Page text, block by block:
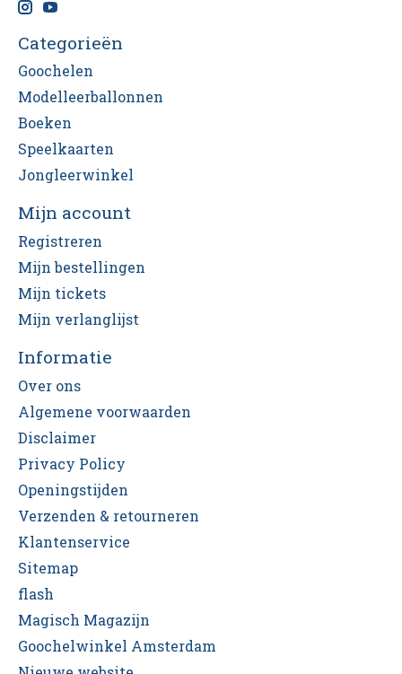
Categorieën
Goochelen
Modelleerballonnen
Boeken
Speelkaarten
Jongleerwinkel
Mijn account
Registreren
Mijn bestellingen
Mijn tickets
Mijn verlanglijst
Informatie
Over ons
Algemene voorwaarden
Disclaimer
Privacy Policy
Openingstijden
Verzenden & retourneren
Klantenservice
Sitemap
flash
Magisch Magazijn
Goochelwinkel Amsterdam